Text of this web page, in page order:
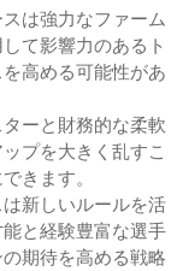
は強力なファーム
て影響力のあるト
高める可能性があ
ーと財務的な柔軟
プを大きく乱すこ
きます。
新しいルールを活
と経験豊富な選手
期待を高める戦略